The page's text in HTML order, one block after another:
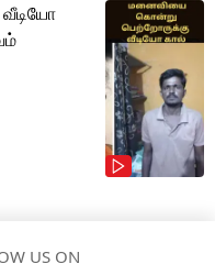
US ON